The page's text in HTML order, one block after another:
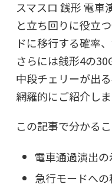
スマスロ 銭形 電車
と立ち回りに役立
ドに移行する確率
さらには銭形4の
中段チェリーが出
網羅的にご紹介しま
この記事で分かる
電車通過演出
急行モードへ